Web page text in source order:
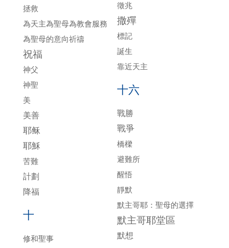
拯救
為天主為聖母為教會服務
為聖母的意向祈禱
祝福
神父
神聖
美
美善
耶稣
耶穌
苦難
計劃
降福
十
修和聖事
徵兆
撒殫
標記
誕生
靠近天主
十六
戰勝
戰爭
橋樑
避難所
醒悟
靜默
默主哥耶：聖母的選擇
默主哥耶堂區
默想